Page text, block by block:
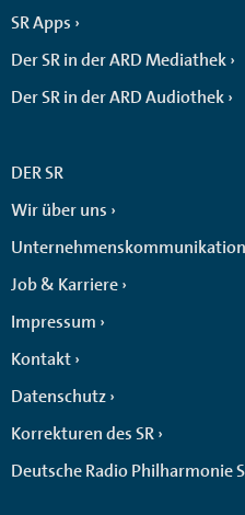
SR Apps
Der SR in der ARD Mediathek
Der SR in der ARD Audiothek
DER SR
Wir über uns
Unternehmenskommunikation
Job & Karriere
Impressum
Kontakt
Datenschutz
Korrekturen des SR
Deutsche Radio Philharmonie